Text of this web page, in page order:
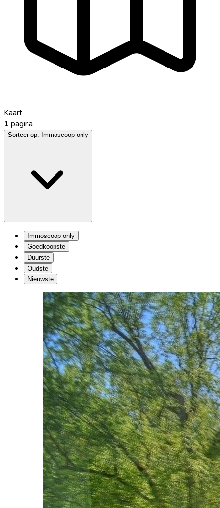
Kaart
1 pagina
Sorteer op: Immoscoop only
Immoscoop only
Goedkoopste
Duurste
Oudste
Nieuwste